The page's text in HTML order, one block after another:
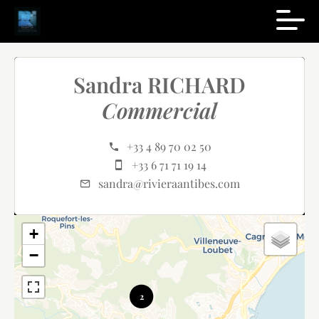
Sandra RICHARD
Commercial
+33 4 89 70 02 50
+33 6 71 71 19 14
sandra@rivieraantibes.com
2
+
−